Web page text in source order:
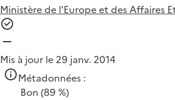
Ministère de l'Europe et des Affaires
Mis à jour le 29 janv. 2014
Métadonnées :
Bon (89 %)